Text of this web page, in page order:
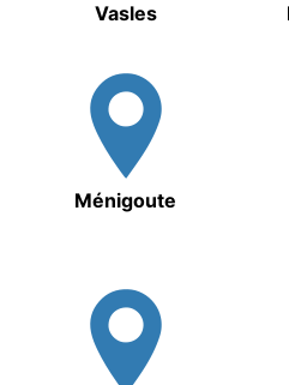
Vasles
Ménigoute